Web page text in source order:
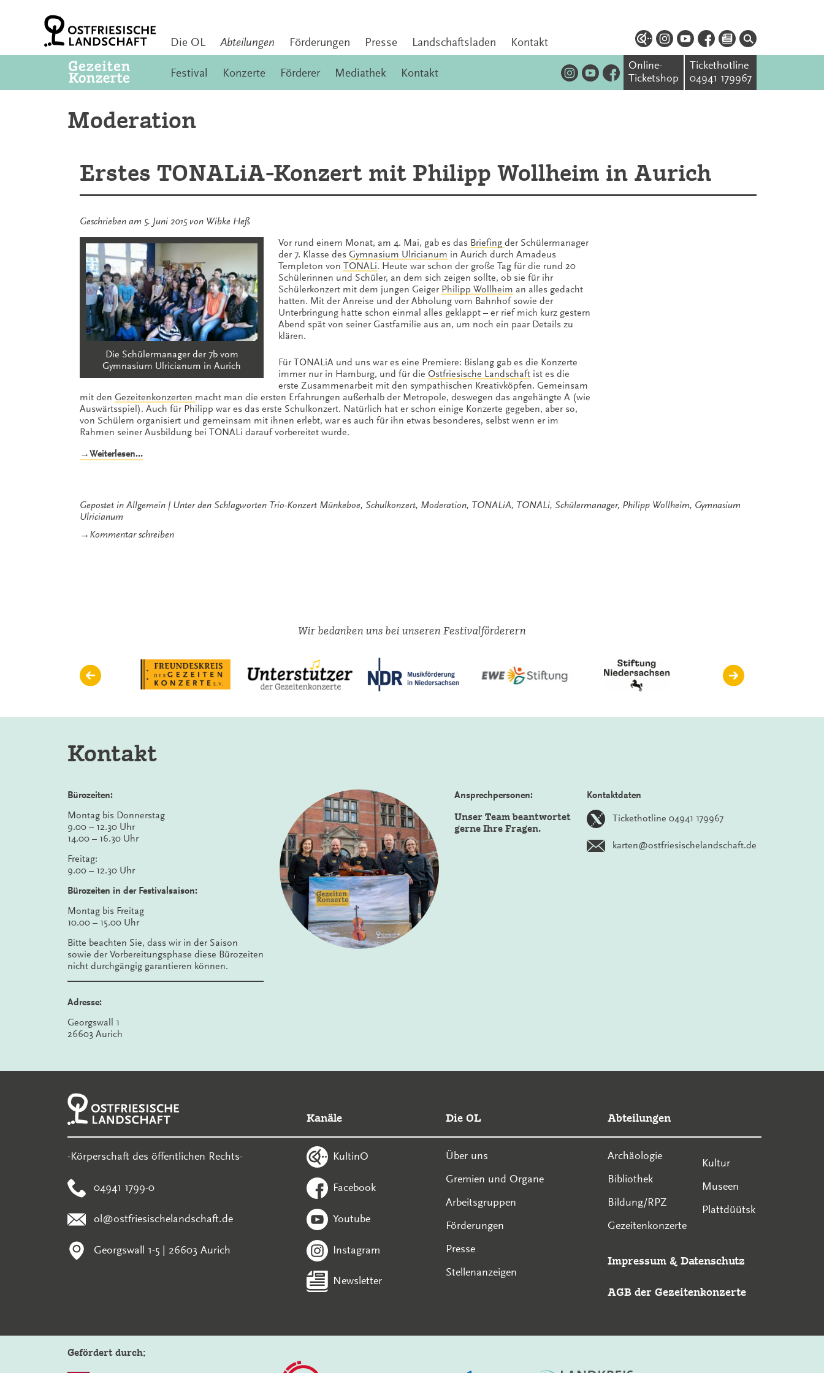
Die OL Abteilungen Förderungen Presse Landschaftsladen Kontakt
Festival Konzerte Förderer Mediathek Kontakt
Online-
Ticketshop
Tickethotline
04941 179967
Moderation
Erstes TONALiA-Konzert mit Philipp Wollheim in Aurich
Geschrieben am 5. Juni 2015von Wibke Heß
Die Schülermanager der 7b vom
Gymnasium Ulricianum in Aurich
Vor rund einem Monat, am 4. Mai, gab es das Briefing der Schülermanager
der 7. Klasse des Gymnasium Ulricianum in Aurich durch Amadeus
Templeton von TONALi. Heute war schon der große Tag für die rund 20
Schülerinnen und Schüler, an dem sich zeigen sollte, ob sie für ihr
Schülerkonzert mit dem jungen Geiger Philipp Wollheim an alles gedacht
hatten. Mit der Anreise und der Abholung vom Bahnhof sowie der
Unterbringung hatte schon einmal alles geklappt – er rief mich kurz gestern
Abend spät von seiner Gastfamilie aus an, um noch ein paar Details zu
klären.
Für TONALiA und uns war es eine Premiere: Bislang gab es die Konzerte
immer nur in Hamburg, und für die Ostfriesische Landschaft ist es die
erste Zusammenarbeit mit den sympathischen Kreativköpfen. Gemeinsam
mit den Gezeitenkonzerten macht man die ersten Erfahrungen außerhalb der Metropole, deswegen das angehängte A (wie
Auswärtsspiel). Auch für Philipp war es das erste Schulkonzert. Natürlich hat er schon einige Konzerte gegeben, aber so,
von Schülern organisiert und gemeinsam mit ihnen erlebt, war es auch für ihn etwas besonderes, selbst wenn er im
Rahmen seiner Ausbildung bei TONALi darauf vorbereitet wurde.
→Weiterlesen…„Erstes
Philipp
Wollheim
Aurich“
Gepostet in Allgemein Unter den Schlagworten Trio-Konzert Münkeboe, Schulkonzert, Moderation, TONALiA, TONALi, Schülermanager, Philipp Wollheim, Gymnasium
Ulricianum
→ Kommentar schreibenzu
Wir bedanken uns bei unseren Festivalförderern
Kontakt
Bürozeiten:
Montag bis Donnerstag
9.00 – 12.30 Uhr
14.00 – 16.30 Uhr
Freitag:
9.00 – 12.30 Uhr
Bürozeiten in der Festivalsaison:
Montag bis Freitag
10.00 – 15.00 Uhr
Bitte beachten Sie, dass wir in der Saison
sowie der Vorbereitungsphase diese Bürozeiten
nicht durchgängig garantieren können.
Adresse:
Georgswall 1
26603 Aurich
Ansprechpersonen:
Unser Team beantwortet
gerne Ihre Fragen.
Kontaktdaten
Tickethotline 04941 179967
karten@ostfriesischelandschaft.de
-Körperschaft des öffentlichen Rechts-
04941 1799-0
ol@ostfriesischelandschaft.de
Georgswall 1-5 | 26603 Aurich
Kanäle
KultinO
Facebook
Youtube
Instagram
Newsletter
Die OL
Über uns
Gremien und Organe
Arbeitsgruppen
Förderungen
Presse
Stellenanzeigen
Abteilungen
Archäologie
Bibliothek
Bildung/RPZ
Gezeitenkonzerte
Kultur
Museen
Plattdüütsk
Impressum & Datenschutz
AGB der Gezeitenkonzerte
Gefördert durch: